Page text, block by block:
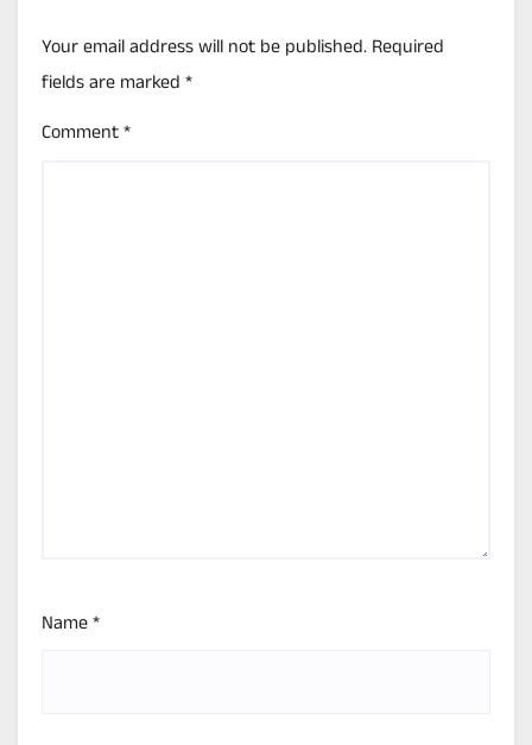
Your email address will not be published.Required
fields are marked*
Comment*
Name*